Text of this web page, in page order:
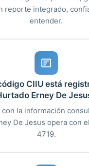
reporte integrado,
entender.
CIIU está
Erney De
la información
De Jesus opera con
4719.